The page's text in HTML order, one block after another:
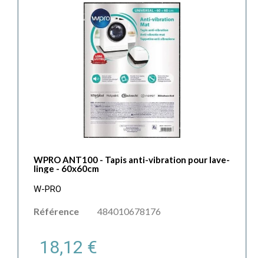
WPRO ANT100 - Tapis anti-vibration pour lave-
linge - 60x60cm
W-PRO
Référence 484010678176
18,12 €